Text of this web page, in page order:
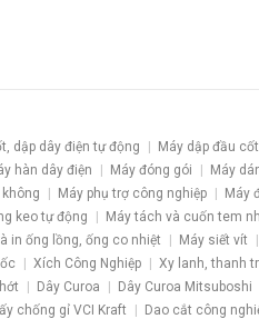
dập dây điện tự động Máy dập đầu
hàn dây điện Máy đóng gói Máy
Máy phụ trợ công nghiệp Máy
keo tự động Máy tách và cuốn tem
in ống lồng, ống co nhiệt Máy siết vít
Xích Công Nghiệp Xy lanh, thanh
Dây Curoa Dây Curoa Mitsuboshi
chống gỉ VCI Kraft Dao cắt công